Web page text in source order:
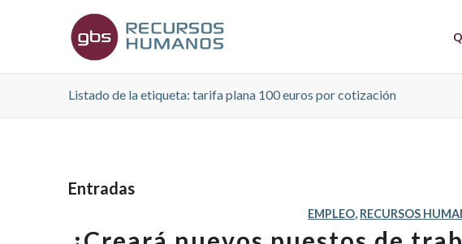
Listado de la etiqueta: tarifa plana 100 euros por cotización
Entradas
EMPLEO, RECURSOS